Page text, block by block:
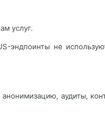
услуг.
эндпоинты не
аудиты,